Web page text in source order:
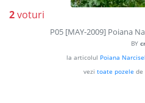
2voturi
P05 [MAY-2009] Poiana
BY
la articolul Poiana
vezi toate pozele de